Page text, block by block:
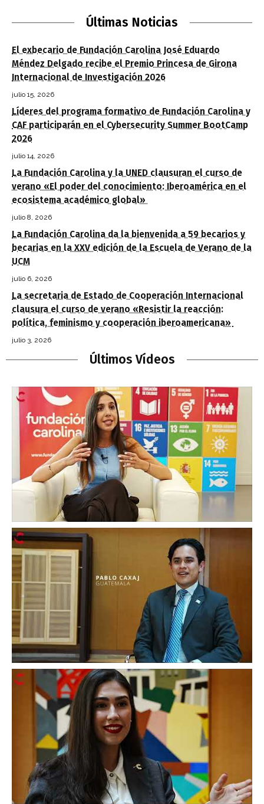
Últimas Noticias
El exbecario de Fundación Carolina José Eduardo
Méndez Delgado recibe el Premio Princesa de Girona
Internacional de Investigación 2026
julio 15, 2026
Líderes del programa formativo de Fundación Carolina y
CAF participarán en el Cybersecurity Summer BootCamp
2026
julio 14, 2026
La Fundación Carolina y la UNED clausuran el curso de
verano «El poder del conocimiento: Iberoamérica en el
ecosistema académico global»
julio 8, 2026
La Fundación Carolina da la bienvenida a 59 becarios y
becarias en la XXV edición de la Escuela de Verano de la
UCM
julio 6, 2026
La secretaria de Estado de Cooperación Internacional
clausura el curso de verano «Resistir la reacción:
política, feminismo y cooperación iberoamericana»
julio 3, 2026
Últimos Vídeos